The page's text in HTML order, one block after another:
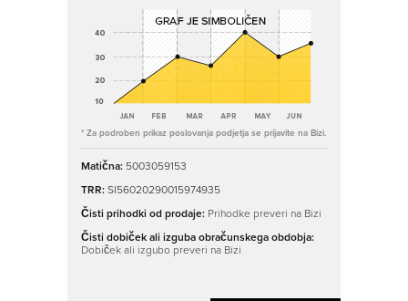
* Za podroben prikaz poslovanja podjetja se prijavite na Bizi.
Matična: 5003059153
TRR:SI56020290015974935
Čisti prihodki od prodaje: Prihodke preveri na Bizi
Čisti dobiček ali izguba obračunskega obdobja:
Dobiček ali izgubo preveri na Bizi